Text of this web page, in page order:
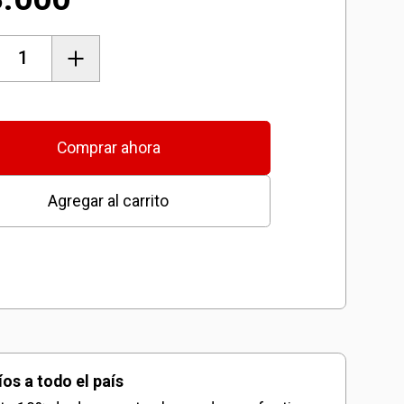
seco
Comprar ahora
Agregar al carrito
a todo el país